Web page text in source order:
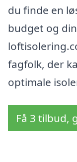
du finde en
budget og
fagfolk, der
optimale
Få 3 tilbud,